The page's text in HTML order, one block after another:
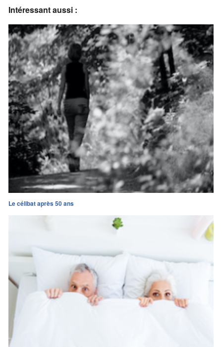
Intéressant aussi :
Le célibat après 50 ans